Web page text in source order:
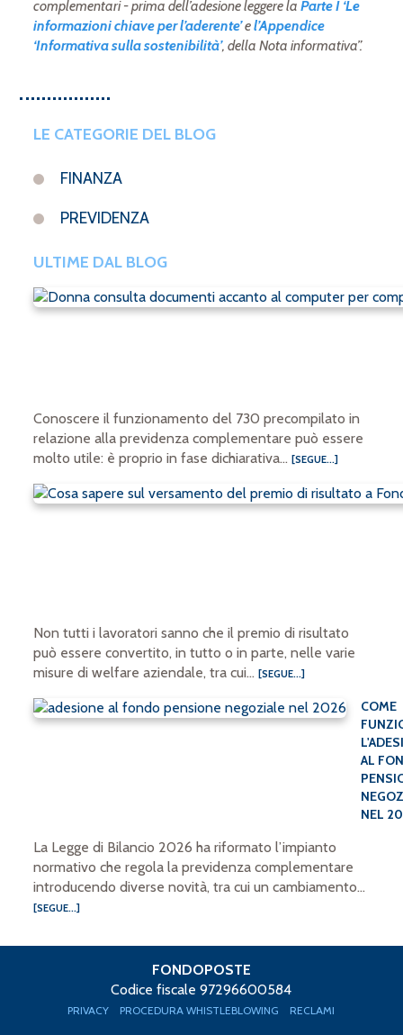
complementari - prima dell’adesione leggere laParte I ‘Le
informazioni chiave per l’aderente’el’Appendice
‘Informativa sulla sostenibilità’, della Nota informativa”.
LE CATEGORIE DEL BLOG
FINANZA
PREVIDENZA
ULTIME DAL BLOG
Conoscere il funzionamento del 730 precompilato in
relazione alla previdenza complementare può essere
molto utile: è proprio in fase dichiarativa...[SEGUE...]
Non tutti i lavoratori sanno che il premio di risultato
può essere convertito, in tutto o in parte, nelle varie
misure di welfare aziendale, tra cui...[SEGUE...]
COME
AL
NEL
La Legge di Bilancio 2026 ha riformato l’impianto
normativo che regola la previdenza complementare
introducendo diverse novità, tra cui un cambiamento...
[SEGUE...]
FONDOPOSTE
Codice fiscale 97296600584
PRIVACY PROCEDURA WHISTLEBLOWING RECLAMI